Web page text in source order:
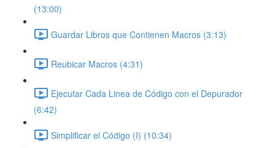
(13:00)
Guardar Libros que Contienen Macros (3:13)
Reubicar Macros (4:31)
Ejecutar Cada Linea de Código con el Depurador
(6:42)
Simplificar el Código (I) (10:34)